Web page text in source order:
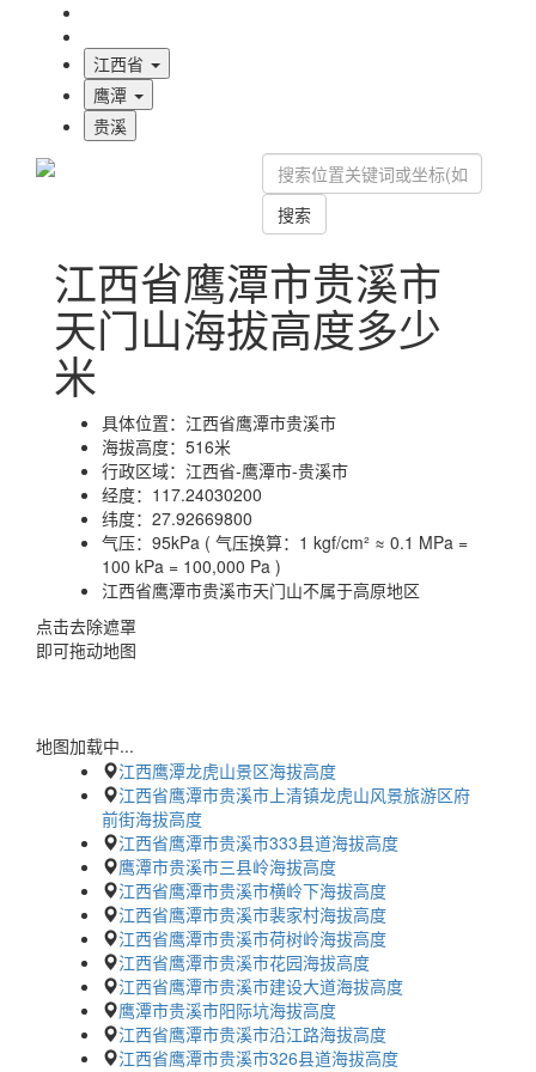
江西省
鹰潭
贵溪
搜索
江西省鹰潭市贵溪市
天门山海拔高度多少
米
具体位置： 江西省鹰潭市贵溪市
海拔高度： 516米
行政区域： 江西省-鹰潭市-贵溪市
经度： 117.24030200
纬度： 27.92669800
气压： 95kPa ( 气压换算：1 kgf/cm² ≈ 0.1 MPa =
100 kPa = 100,000 Pa )
江西省鹰潭市贵溪市天门山不属于高原地区
点击去除遮罩
即可拖动地图
地图加载中...
江西鹰潭龙虎山景区海拔高度
江西省鹰潭市贵溪市上清镇龙虎山风景旅游区府
前街海拔高度
江西省鹰潭市贵溪市333县道海拔高度
鹰潭市贵溪市三县岭海拔高度
江西省鹰潭市贵溪市横岭下海拔高度
江西省鹰潭市贵溪市裴家村海拔高度
江西省鹰潭市贵溪市荷树岭海拔高度
江西省鹰潭市贵溪市花园海拔高度
江西省鹰潭市贵溪市建设大道海拔高度
鹰潭市贵溪市阳际坑海拔高度
江西省鹰潭市贵溪市沿江路海拔高度
江西省鹰潭市贵溪市326县道海拔高度